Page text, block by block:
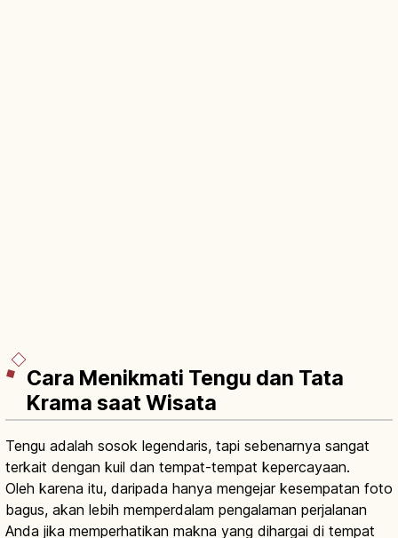
Cara Menikmati Tengu dan Tata
Krama saat Wisata
Tengu adalah sosok legendaris, tapi sebenarnya sangat
terkait dengan kuil dan tempat-tempat kepercayaan.
Oleh karena itu, daripada hanya mengejar kesempatan foto
bagus, akan lebih memperdalam pengalaman perjalanan
Anda jika memperhatikan makna yang dihargai di tempat